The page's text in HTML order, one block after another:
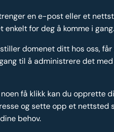
en e-post eller et
enkelt for deg å komme i gang.
domenet ditt hos oss, får
til å administrere det
få klikk kan du opprette
og sette opp et nettsted
behov.